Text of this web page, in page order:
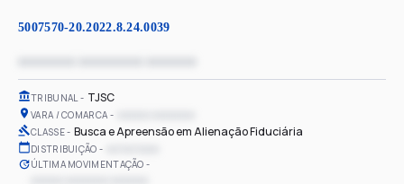
5007570-20.2022.8.24.0039
TRIBUNAL TJSC
VARA / COMARCA
CLASSE Busca e Apreensão em Alienação Fiduciária
DISTRIBUIÇÃO
ÚLTIMA MOVIMENTAÇÃO